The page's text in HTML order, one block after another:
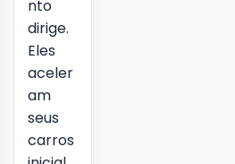
nto
dirige.
Eles
aceler
am
seus
carros